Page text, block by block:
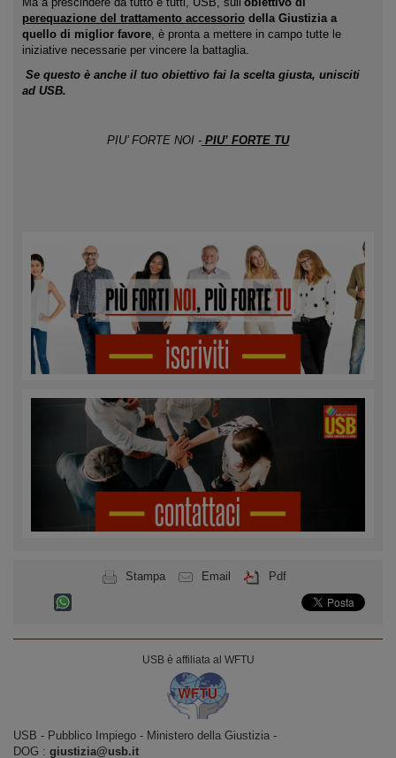
perequazione del trattamento accessorio della Giustizia a
quello di miglior favore, è pronta a mettere in campo tutte le
iniziative necessarie per vincere la battaglia.
Se questo è anche il tuo obiettivo fai la scelta giusta, unisciti
ad USB.
PIU’ FORTE NOI - PIU’ FORTE TU
Stampa Email Pdf
USB è affiliata al WFTU
USB ‐ Pubblico Impiego - Ministero della Giustizia -
DOG : giustizia@usb.it